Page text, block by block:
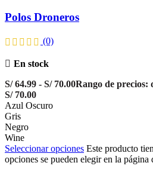
Polos Droneros
(0)
En stock
S/64.99 - S/70.00Rango de precios:
S/ 70.00
Azul Oscuro
Gris
Negro
Wine
Seleccionar opciones Este producto
opciones se pueden elegir en la página